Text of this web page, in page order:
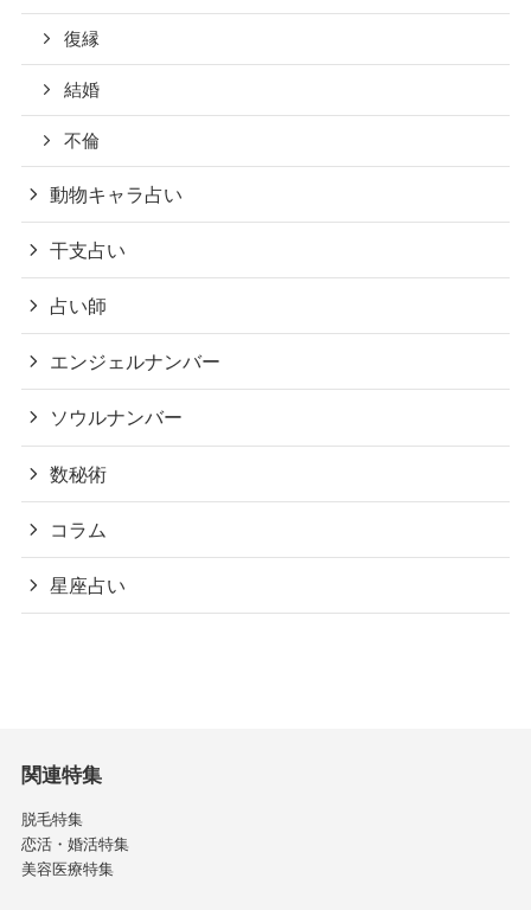
復縁
結婚
不倫
動物キャラ占い
干支占い
占い師
エンジェルナンバー
ソウルナンバー
数秘術
コラム
星座占い
関連特集
脱毛特集
恋活・婚活特集
美容医療特集